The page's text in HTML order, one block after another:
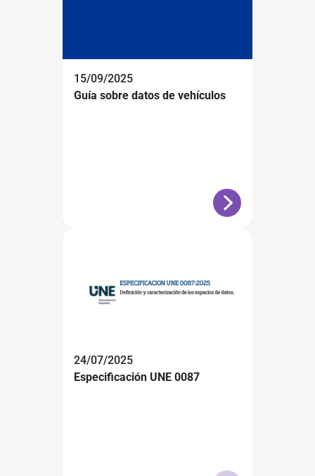
15/09/2025
Guía sobre datos de vehículos
24/07/2025
Especificación UNE 0087